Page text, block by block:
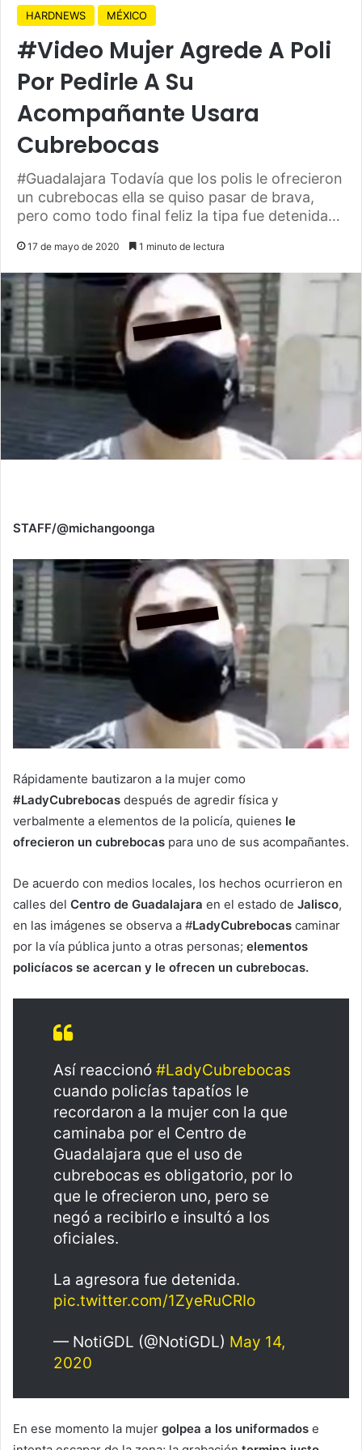
HARDNEWS MÉXICO
#Video Mujer Agrede A Poli
Por Pedirle A Su
Acompañante Usara
Cubrebocas
#Guadalajara Todavía que los polis le ofrecieron
un cubrebocas ella se quiso pasar de brava,
pero como todo final feliz la tipa fue detenida…
17 de mayo de 2020 1 minuto de lectura
STAFF/@michangoonga
Rápidamente bautizaron a la mujer como
#LadyCubrebocas después de agredir física y
verbalmente a elementos de la policía, quienes le
ofrecieron un cubrebocas para uno de sus acompañantes.
De acuerdo con medios locales, los hechos ocurrieron en
calles del Centro de Guadalajara en el estado de Jalisco,
en las imágenes se observa a #LadyCubrebocas caminar
por la vía pública junto a otras personas; elementos
policíacos se acercan y le ofrecen un cubrebocas.
Así reaccionó #LadyCubrebocas
cuando policías tapatíos le
recordaron a la mujer con la que
caminaba por el Centro de
Guadalajara que el uso de
cubrebocas es obligatorio, por lo
que le ofrecieron uno, pero se
negó a recibirlo e insultó a los
oficiales.
La agresora fue detenida.
pic.twitter.com/1ZyeRuCRIo
— NotiGDL (@NotiGDL) May 14,
2020
En ese momento la mujer golpea a los uniformados e